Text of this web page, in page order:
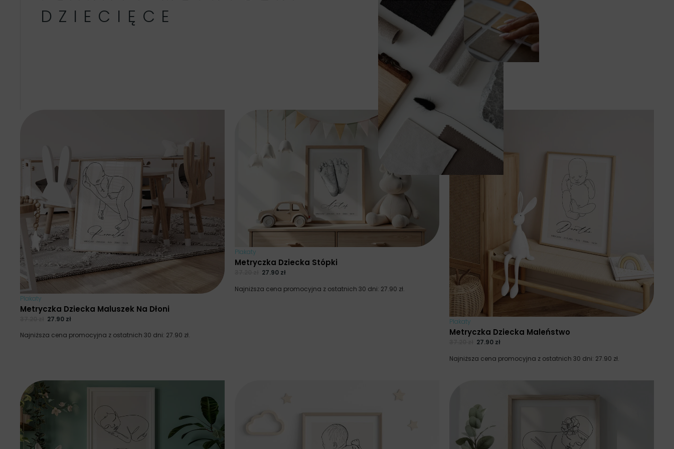
DZIECIĘCE
Plakaty
Metryczka Dziecka Maluszek Na Dłoni
27.90 zł
Najniższa cena promocyjna z ostatnich 30 dni: 27.90 zł.
Plakaty
Metryczka Dziecka Stópki
27.90 zł
Najniższa cena promocyjna z ostatnich 30 dni: 27.90 zł.
Plakaty
Metryczka Dziecka Maleństwo
27.90 zł
Najniższa cena promocyjna z ostatnich 30 dni: 27.90 zł.